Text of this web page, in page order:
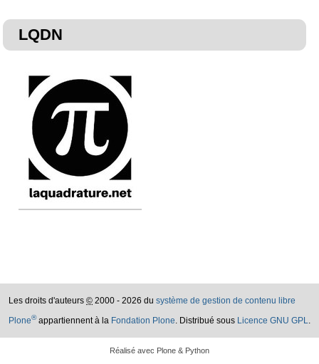
LQDN
Les droits d'auteurs © 2000 - 2026 du système de gestion de contenu libre
Plone®appartiennent à la Fondation Plone. Distribué sous Licence GNU GPL.
Réalisé avec Plone & Python